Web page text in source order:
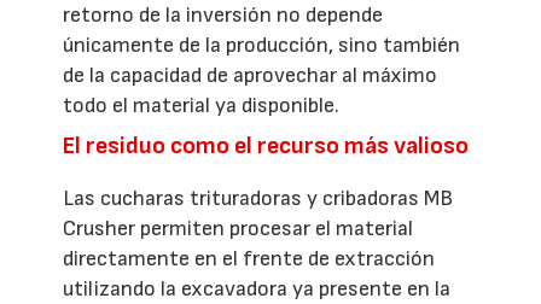
retorno de la inversión no depende
únicamente de la producción, sino también
de la capacidad de aprovechar al máximo
todo el material ya disponible.
El residuo como el recurso más valioso
Las cucharas trituradoras y cribadoras MB
Crusher permiten procesar el material
directamente en el frente de extracción
utilizando la excavadora ya presente en la